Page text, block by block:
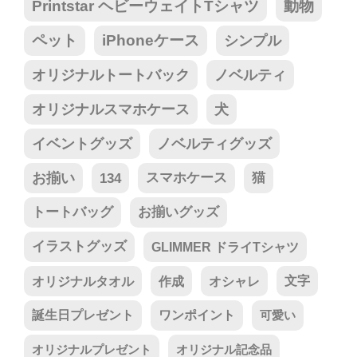
Printstar ヘビーウェイトTシャツ 動物
ペット iPhoneケース シンプル
オリジナルトートバック ノベルティ
オリジナルスマホケース 犬
イベントグッズ ノベルティグッズ
お揃い 134 スマホケース 猫
トートバッグ お揃いグッズ
イラストグッズ GLIMMER ドライTシャツ
オリジナルタオル 作成 オシャレ 文字
誕生日プレゼント ワンポイント 可愛い
オリジナルプレゼント オリジナル記念品